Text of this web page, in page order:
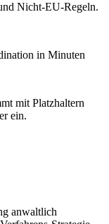
Nicht-EU-Regeln.
in Minuten
mit Platzhaltern
ein.
anwaltlich